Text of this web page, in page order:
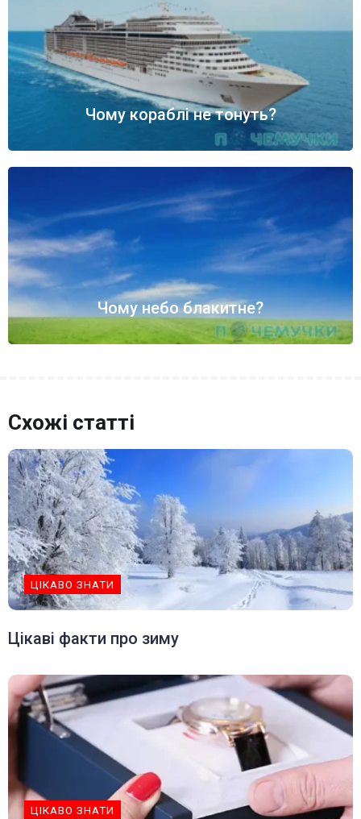
Чому кораблі не тонуть?
Чому небо блакитне?
Схожі статті
ЦІКАВО ЗНАТИ
Цікаві факти про зиму
ЦІКАВО ЗНАТИ